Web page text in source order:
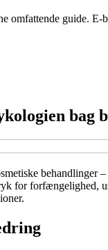
omfattende guide.
bag
for forfængelighed,